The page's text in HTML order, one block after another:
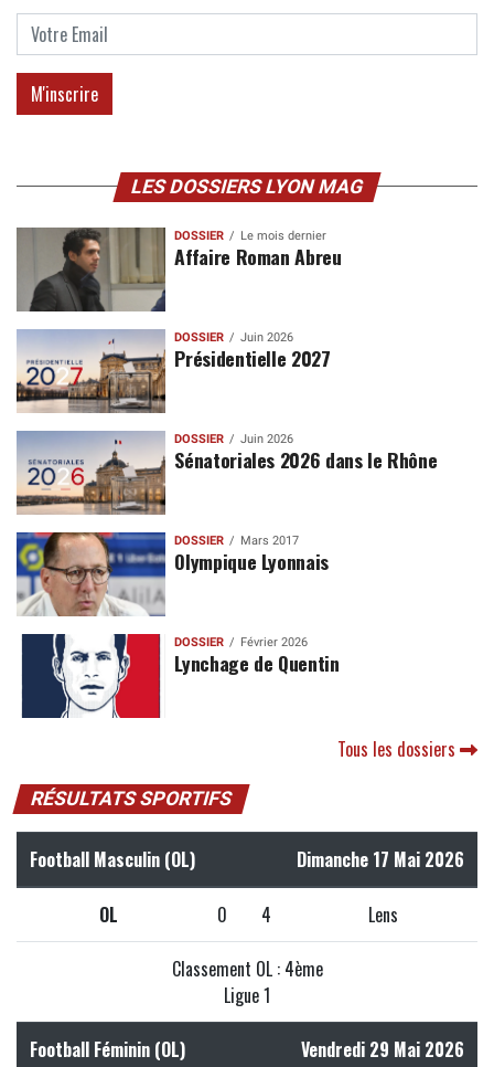
LES DOSSIERS LYON MAG
DOSSIER Le mois dernier
Affaire Roman Abreu
DOSSIER Juin 2026
Présidentielle 2027
DOSSIER Juin 2026
Sénatoriales 2026 dans le Rhône
DOSSIER Mars 2017
Olympique Lyonnais
DOSSIER Février 2026
Lynchage de Quentin
Tous les dossiers
RÉSULTATS SPORTIFS
Football Masculin (OL) Dimanche 17 Mai 2026
OL 0 4 Lens
Classement OL : 4ème
Ligue 1
Football Féminin (OL) Vendredi 29 Mai 2026